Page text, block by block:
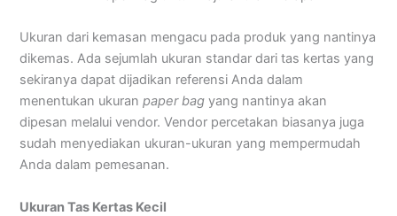
Ukuran dari kemasan mengacu pada produk yang nantinya
dikemas. Ada sejumlah ukuran standar dari tas kertas yang
sekiranya dapat dijadikan referensi Anda dalam
menentukan ukuran paper bag yang nantinya akan
dipesan melalui vendor. Vendor percetakan biasanya juga
sudah menyediakan ukuran-ukuran yang mempermudah
Anda dalam pemesanan.
Ukuran Tas Kertas Kecil